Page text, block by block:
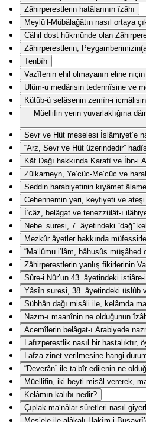
Zâhirperestlerin hatâlarının îzâhı
Meylü’l-Mübâlağâtın nasıl ortaya
Câhil dost hükmünde olan
Zâhirperestlerin,
Tenbîh
Vazîfenin ehil olmayanın eline
Ulûm-u medârisin tedennîsine ve
Kütüb-ü selâsenin zemîn-i
Müellifin yerin yuvarlaklığına
Sevr ve Hût meselesi İslâmiyet’e
“Arz, Sevr ve Hût üzerindedir”
Kāf Dağı hakkında Karafî ve İbn-i
Zülkarneyn, Ye’cüc-Me’cüc ve
Seddin harabiyetinin kıyâmet
Cehennemin yeri, keyfiyeti ve
İ‘câz, belâgat ve tenezzülât-ı
Nebe’ suresi, 7. âyetindeki “dağ”
Mezkûr âyetler hakkında
“Ma‘lûmu i‘lâm, bâhusûs
Zâhirperestlerin yanlış fikirlerinin
Sûre-i Nûr’un 43. âyetindeki
Yâsîn suresi, 38. âyetindeki üslûb
Sübhân dağı misâli ile, kelâmda
Nazm-ı maanînin ne olduğunun
Acemîlerin belâgat-ı Arabiyede
Lafızperestlik nasıl bir hastalıktır,
Lafza zinet verilmesine hangi
“Deverân” ile ta‘bîr edilenin ne
Müellifin, iki beyti misâl vererek,
Kelâmın kalıbı nedir?
Çıplak ma‘nâlar sûretleri nasıl